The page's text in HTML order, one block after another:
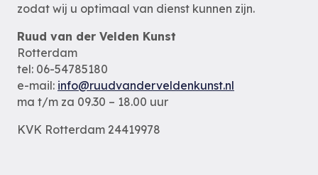
zodat wij u optimaal van dienst kunnen zijn.
Ruud van der Velden Kunst
Rotterdam
tel: 06-54785180
e-mail: info@ruudvanderveldenkunst.nl
ma t/m za 09.30 – 18.00 uur
KVK Rotterdam 24419978